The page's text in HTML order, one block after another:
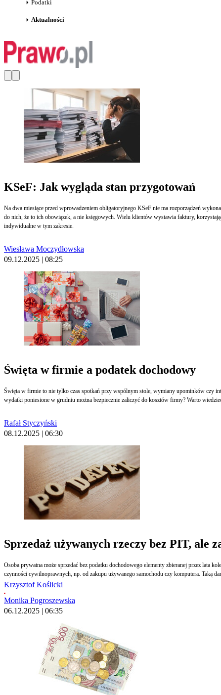
Podatki
Aktualności
KSeF: Jak wygląda stan przygotowań
Na dwa miesiące przed wprowadzeniem obligatoryjnego KSeF nie ma rozporządzeń
do nich, że to ich obowiązek, a nie księgowych. Wielu klientów wystawia faktury,
indywidualne w tym zakresie.
Wiesława Moczydłowska
09.12.2025 | 08:25
Święta w firmie a podatek dochodowy
Święta w firmie to nie tylko czas spotkań przy wspólnym stole, wymiany upominków czy
wydatki poniesione w grudniu można bezpiecznie zaliczyć do kosztów firmy? Warto
Rafał Styczyński
08.12.2025 | 06:30
Sprzedaż używanych rzeczy bez PIT, ale
Osoba prywatna może sprzedać bez podatku dochodowego elementy zbieranej przez lata
czynności cywilnoprawnych, np. od zakupu używanego samochodu czy komputera. Taką
Krzysztof Koślicki
Monika Pogroszewska
06.12.2025 | 06:35